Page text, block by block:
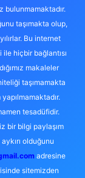
bulunmamaktadır.
taşımakta olup,
Bu internet
hiçbir bağlantısı
makaleler
taşımamakta
tesadüfidir.
bir bilgi paylaşım
olduğunu
adresine
sitemizden